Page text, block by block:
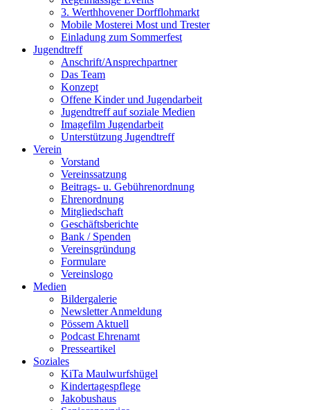
3. Werthhovener Dorfflohmarkt
Mobile Mosterei Most und Trester
Einladung zum Sommerfest
Jugendtreff
Anschrift/Ansprechpartner
Das Team
Konzept
Offene Kinder und Jugendarbeit
Jugendtreff auf soziale Medien
Imagefilm Jugendarbeit
Unterstützung Jugendtreff
Verein
Vorstand
Vereinssatzung
Beitrags- u. Gebührenordnung
Ehrenordnung
Mitgliedschaft
Geschäftsberichte
Bank / Spenden
Vereinsgründung
Formulare
Vereinslogo
Medien
Bildergalerie
Newsletter Anmeldung
Pössem Aktuell
Podcast Ehrenamt
Presseartikel
Soziales
KiTa Maulwurfshügel
Kindertagespflege
Jakobushaus